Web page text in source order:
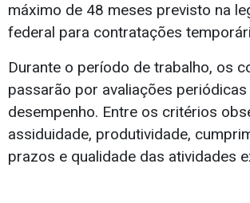
máximo de 48 meses previsto na
federal para contratações
Durante o período de trabalho, os
passarão por avaliações periódicas
desempenho. Entre os critérios
assiduidade, produtividade,
prazos e qualidade das atividades